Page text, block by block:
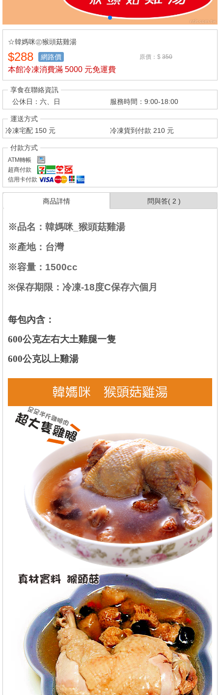
☆韓媽咪㊣猴頭菇雞湯
$288 網路價 原價：$ 350
本館冷凍消費滿 5000 元免運費
享食在聯絡資訊
公休日：六、日
服務時間：9:00-18:00
運送方式
冷凍宅配 150 元 冷凍貨到付款 210 元
付款方式
ATM轉帳
超商付款
信用卡付款
商品詳情 問與答( 2 )
※品名： 韓媽咪_ 猴頭菇雞湯
※產地：台灣
※容量：1500cc
※保存期限：冷凍-18度C保存六個月
每包內含：
600公克左右大土雞腿一隻
600公克以上雞湯